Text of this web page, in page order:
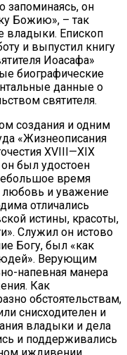
запоминаясь, он
Божию», – так
владыки. Епископ
и выпустил книгу
Иоасафа»
биографические
данные о
святителя.
создания и одним
«Жизнеописания
XVIII—XIX
он был удостоен
время
любовь и уважение
отличались
истины, красоты,
Служил он истово
Богу, был «как
Верующим
напевная манера
Как
обстоятельствам,
снисходителен и
владыки и дела
и поддерживались